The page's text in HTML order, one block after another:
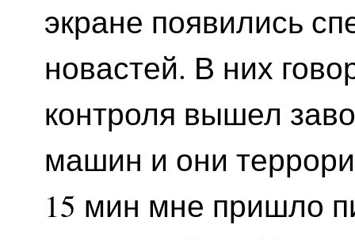
экране появились
новастей. В них
контроля вышел
машин и они
15 мин мне пришло